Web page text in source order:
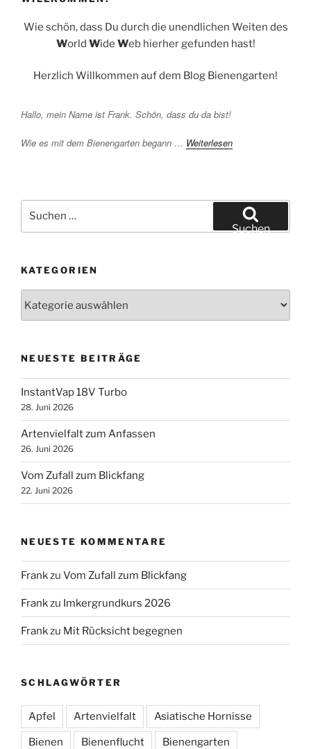
Wie schön, dass Du durch die unendlichen Weiten des
World Wide Web hierher gefunden hast!
Herzlich Willkommen auf dem Blog Bienengarten!
Hallo, mein Name ist Frank. Schön, dass du da bist!
Wie es mit dem Bienengarten begann … Weiterlesen
nach:
Suchen
KATEGORIEN
NEUESTE BEITRÄGE
InstantVap 18V Turbo
28. Juni 2026
Artenvielfalt zum Anfassen
26. Juni 2026
Vom Zufall zum Blickfang
22. Juni 2026
NEUESTE KOMMENTARE
Frankzu Vom Zufall zum Blickfang
Frankzu Imkergrundkurs 2026
Frankzu Mit Rücksicht begegnen
SCHLAGWÖRTER
Apfel Artenvielfalt Asiatische Hornisse
Bienen Bienenflucht Bienengarten